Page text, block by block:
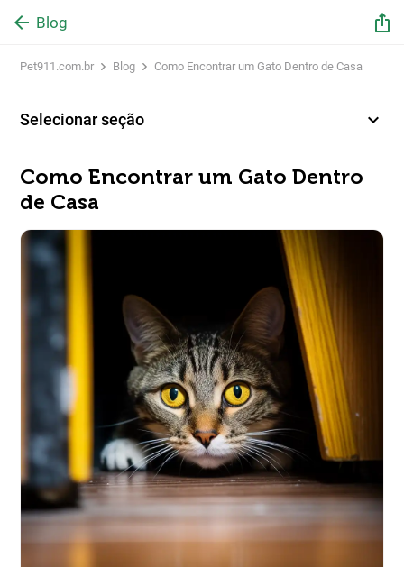
arrow_back Blog ios_share
Pet911.com.br Blog Como Encontrar um Gato Dentro de Casa
Selecionar seção expand_more
Como Encontrar um Gato Dentro
de Casa